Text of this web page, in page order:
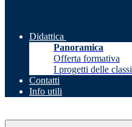
Didattica
Panoramica
Offerta formativa
I progetti delle classi
Contatti
Info utili